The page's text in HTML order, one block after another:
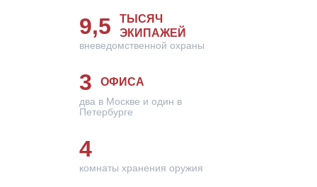
9,5
ТЫСЯЧ
ЭКИПАЖЕЙ
вневедомственной охраны
3 ОФИСА
два в Москве и один в
Петербурге
4
комнаты хранения оружия